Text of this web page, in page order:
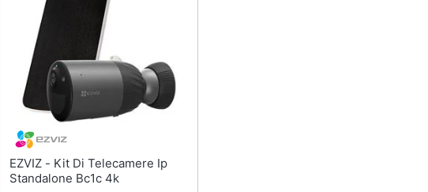
EZVIZ - Kit Di Telecamere Ip
Standalone Bc1c 4k